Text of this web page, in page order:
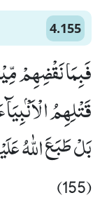
4.155
فَبِمَا نَقْضِهِمْ
قَتْلِهِمُ
بَلْ طَبَعَ اللّٰهُ
(155)